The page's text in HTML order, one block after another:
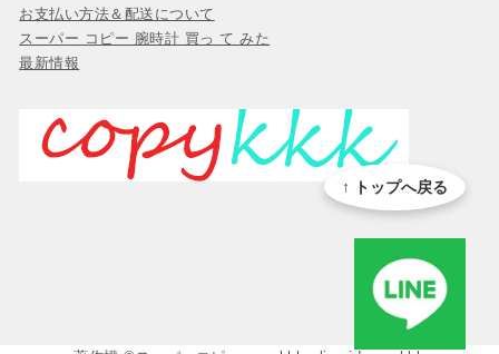
お支払い方法＆配送について
スーパー コピー 腕時計 買っ て みた
最新情報
↑ トップへ戻る